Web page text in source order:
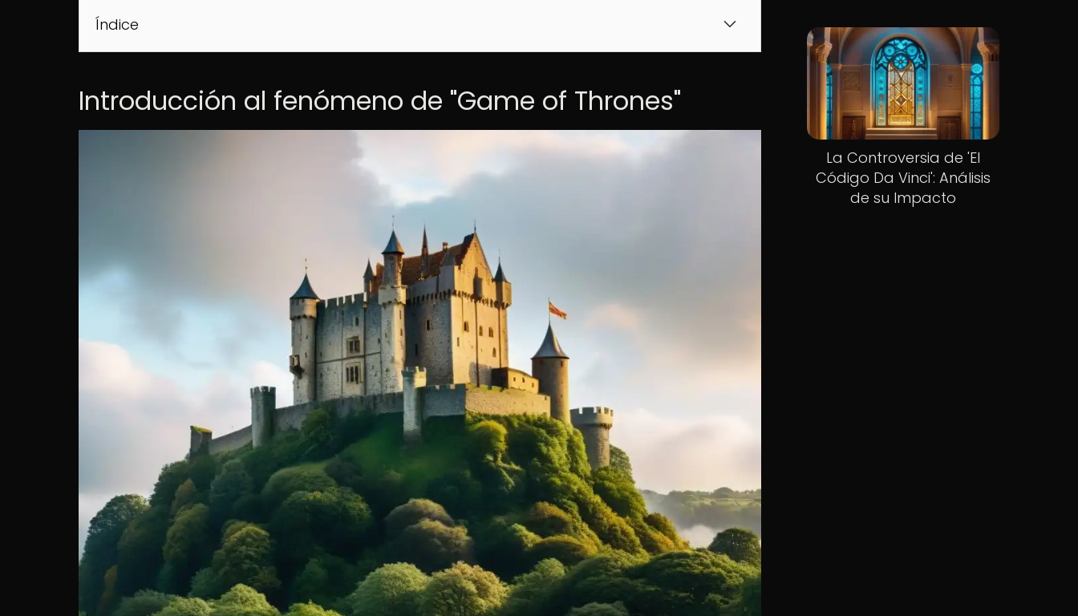
Índice
Introducción al fenómeno de "Game of Thrones"
La Controversia de 'El
Código Da Vinci': Análisis
de su Impacto